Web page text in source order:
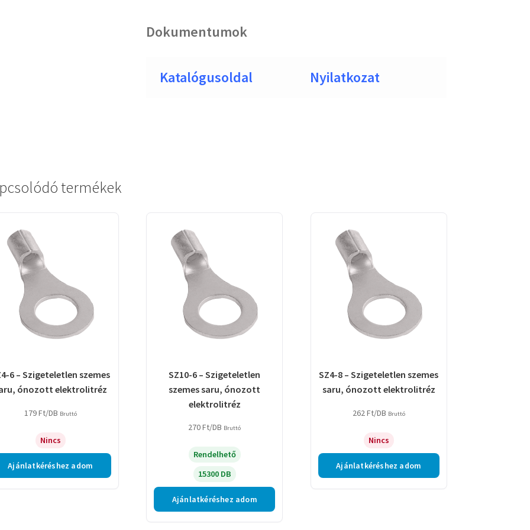
Dokumentumok
Katalógusoldal Nyilatkozat
termékek
6 – Szigeteletlen szemes
ónozott elektrolitréz
179Ft/DB Bruttó
Nincs
Ajánlatkéréshez adom
SZ10-6 – Szigeteletlen
szemes saru, ónozott
elektrolitréz
270Ft/DB Bruttó
Rendelhető
15300 DB
Ajánlatkéréshez adom
SZ4-8 – Szigeteletlen szemes
saru, ónozott elektrolitréz
262Ft/DB Bruttó
Nincs
Ajánlatkéréshez adom